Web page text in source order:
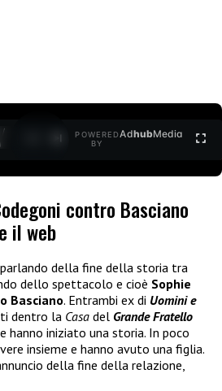
POWERED
BY
AdhubMedia
contro Basciano
il web
della fine della storia tra
dello spettacolo e cioè Sophie
Basciano. Entrambi ex di Uomini e
dentro la Casa del Grande Fratello
hanno iniziato una storia. In poco
insieme e hanno avuto una figlia.
della fine della relazione,